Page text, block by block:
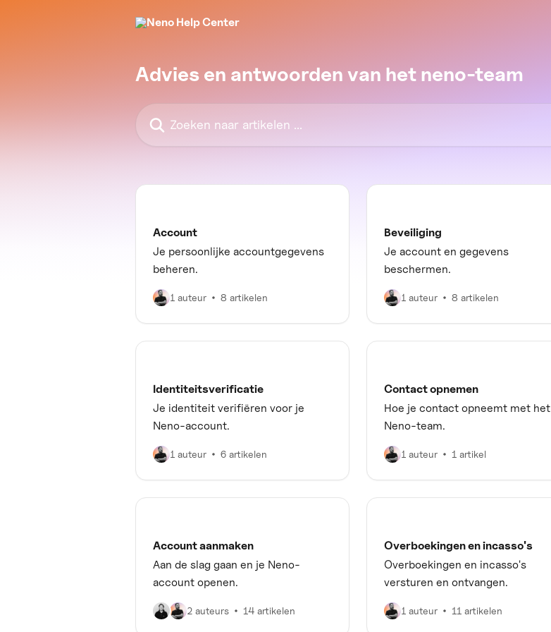
Advies en antwoorden van het neno-team
Zoeken naar artikelen ...
Account
Je persoonlijke accountgegevens
beheren.
1 auteur 8 artikelen
Beveiliging
Je account en gegevens
beschermen.
1 auteur 8 artikelen
Identiteitsverificatie
Je identiteit verifiëren voor je
Neno-account.
1 auteur 6 artikelen
Contact opnemen
Hoe je contact opneemt met het
Neno-team.
1 auteur 1 artikel
Account aanmaken
Aan de slag gaan en je Neno-
account openen.
2 auteurs 14 artikelen
Overboekingen en incasso's
Overboekingen en incasso's
versturen en ontvangen.
1 auteur 11 artikelen